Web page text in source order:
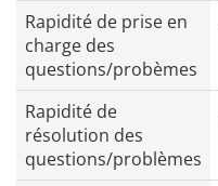
Rapidité de prise en
charge des
questions/probèmes
Rapidité de
résolution des
questions/problèmes